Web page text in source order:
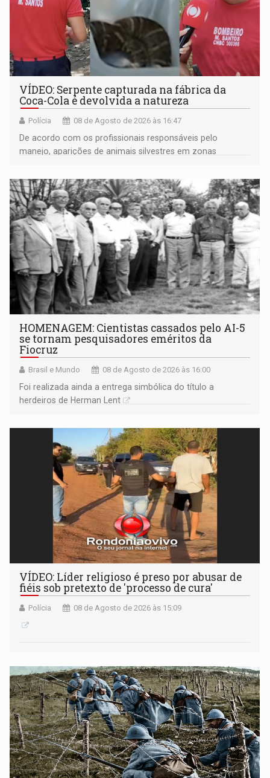
VÍDEO: Serpente capturada na fábrica da
Coca-Cola é devolvida a natureza
Polícia 08 de Agosto de 2026 às 16:47
De acordo com os profissionais responsáveis pelo
manejo, aparições de animais silvestres em zonas
HOMENAGEM: Cientistas cassados pelo AI-5
se tornam pesquisadores eméritos da
Fiocruz
Brasil e Mundo 08 de Agosto de 2026 às 16:00
Foi realizada ainda a entrega simbólica do título a
herdeiros de Herman Lent
VÍDEO: Líder religioso é preso por abusar de
fiéis sob pretexto de 'processo de cura'
Polícia 08 de Agosto de 2026 às 15:09